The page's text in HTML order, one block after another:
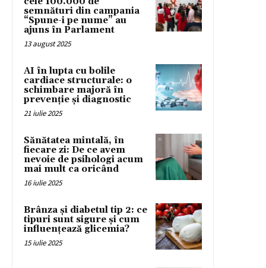
semnături din campania
“Spune-i pe nume” au
ajuns în Parlament
13 august 2025
AI în lupta cu bolile
cardiace structurale: o
schimbare majoră în
prevenție și diagnostic
21 iulie 2025
Sănătatea mintală, în
fiecare zi: De ce avem
nevoie de psihologi acum
mai mult ca oricând
16 iulie 2025
Brânza și diabetul tip 2: ce
tipuri sunt sigure și cum
influențează glicemia?
15 iulie 2025